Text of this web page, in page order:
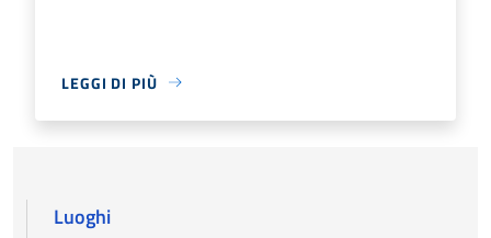
LEGGI DI PIÙ
Luoghi